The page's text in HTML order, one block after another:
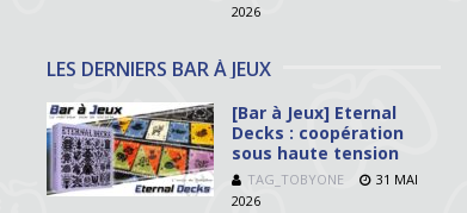
2026
LES DERNIERS BAR À JEUX
[Bar à Jeux] Eternal
Decks : coopération
sous haute tension
TAG_TOBYONE
31 MAI
2026